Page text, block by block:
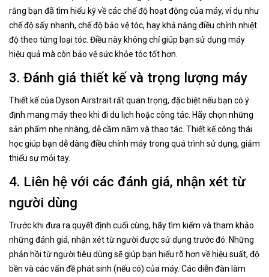
rằng bạn đã tìm hiểu kỹ về các chế độ hoạt động của máy, ví dụ như
chế độ sấy nhanh, chế độ bảo vệ tóc, hay khả năng điều chỉnh nhiệt
độ theo từng loại tóc. Điều này không chỉ giúp bạn sử dụng máy
hiệu quả mà còn bảo vệ sức khỏe tóc tốt hơn.
3. Đánh giá thiết kế và trọng lượng máy
Thiết kế của Dyson Airstrait rất quan trọng, đặc biệt nếu bạn có ý
định mang máy theo khi đi du lịch hoặc công tác. Hãy chọn những
sản phẩm nhẹ nhàng, dễ cầm nắm và thao tác. Thiết kế công thái
học giúp bạn dễ dàng điều chỉnh máy trong quá trình sử dụng, giảm
thiểu sự mỏi tay.
4. Liên hệ với các đánh giá, nhận xét từ
người dùng
Trước khi đưa ra quyết định cuối cùng, hãy tìm kiếm và tham khảo
những đánh giá, nhận xét từ người được sử dụng trước đó. Những
phản hồi từ người tiêu dùng sẽ giúp bạn hiểu rõ hơn về hiệu suất, độ
bền và các vấn đề phát sinh (nếu có) của máy. Các diễn đàn làm